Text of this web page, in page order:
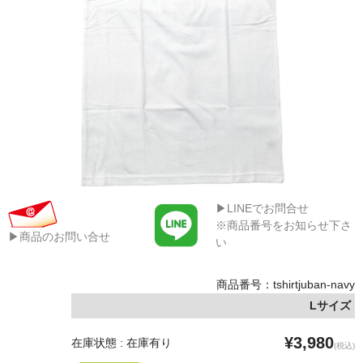
▶商品のお問い合せ
▶LINEでお問合せ
※商品番号をお知らせ下さ
い
商品番号：tshirtjuban-navy
Lサイズ
在庫状態 : 在庫有り ¥3,980(税込)